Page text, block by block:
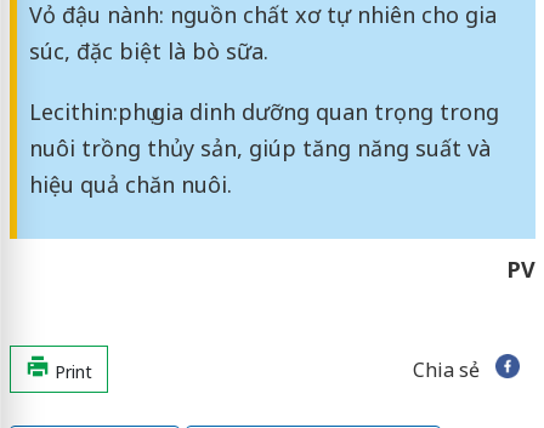
Vỏ đậu nành: nguồn chất xơ tự nhiên cho gia
súc, đặc biệt là bò sữa.
Lecithin:phụ gia dinh dưỡng quan trọng trong
nuôi trồng thủy sản, giúp tăng năng suất và
hiệu quả chăn nuôi.
PV
Print Chia sẻ